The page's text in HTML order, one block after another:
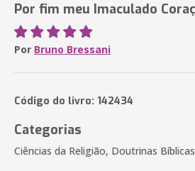
Por fim meu Imaculado
Por Bruno Bressani
Código do livro: 142434
Categorias
Ciências da Religião, Doutrinas